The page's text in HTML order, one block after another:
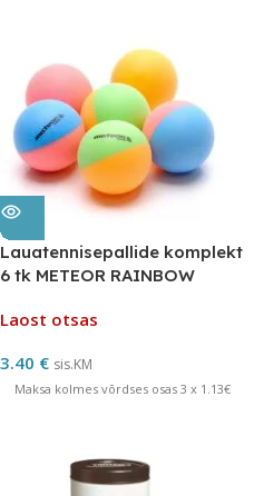
Lauatennisepallide komplekt
6 tk METEOR RAINBOW
Laost otsas
3.40 € sis.KM
Maksa kolmes võrdses osas 3 x 1.13€